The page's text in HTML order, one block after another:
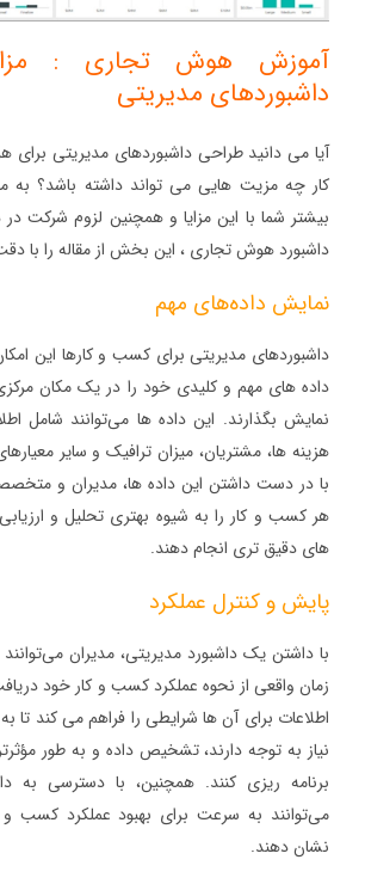
آموزش هوش تجاری :
داشبوردهای مدیریتی
آیا می دانید طراحی داشبوردهای مدیریتی
کار چه مزیت هایی می تواند داشته باشد؟ به
بیشتر شما با این مزایا و همچنین لزوم شرکت
داشبورد هوش تجاری ، این بخش از مقاله را با
نمایش داده‌های مهم
داشبوردهای مدیریتی برای کسب و کارها این
داده‌ های مهم و کلیدی خود را در یک مکان
نمایش بگذارند. این داده‌ ها می‌توانند شامل
هزینه‌ ها، مشتریان، میزان ترافیک و سایر
با در دست داشتن این داده‌ ها، مدیران و
هر کسب و کار را به شیوه بهتری تحلیل و
های دقیق تری انجام دهند.
پایش و کنترل عملکرد
با داشتن یک داشبورد مدیریتی، مدیران
زمان واقعی از نحوه عملکرد کسب و کار خود
اطلاعات برای آن ها شرایطی را فراهم می کند تا
نیاز به توجه دارند، تشخیص داده و به طور
برنامه‌ ریزی کنند. همچنین، با دسترسی به
می‌توانند به سرعت برای بهبود عملکرد کسب
نشان دهند.